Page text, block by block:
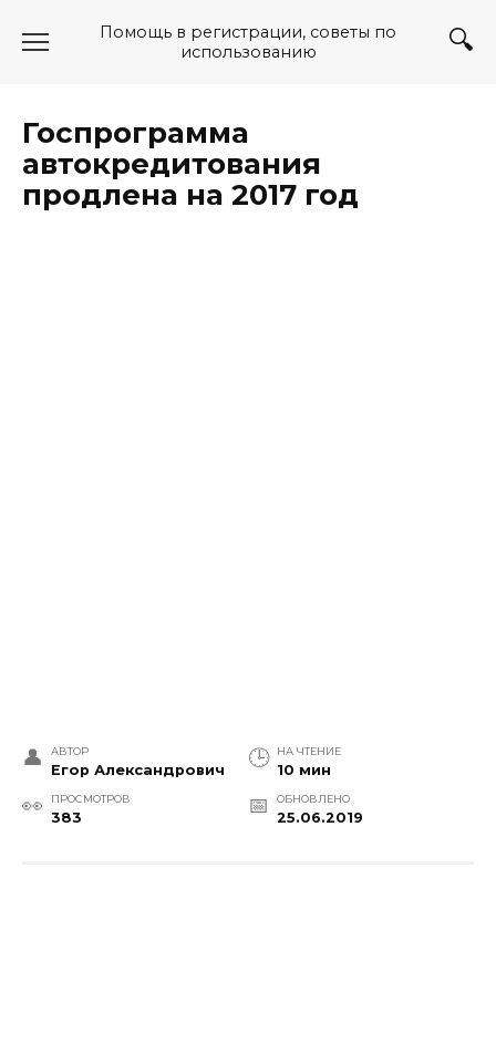
Помощь в регистрации, советы по
использованию
Госпрограмма
автокредитования
продлена на 2017 год
АВТОР
Егор Александрович
НА ЧТЕНИЕ
10 мин
ПРОСМОТРОВ
383
ОБНОВЛЕНО
25.06.2019